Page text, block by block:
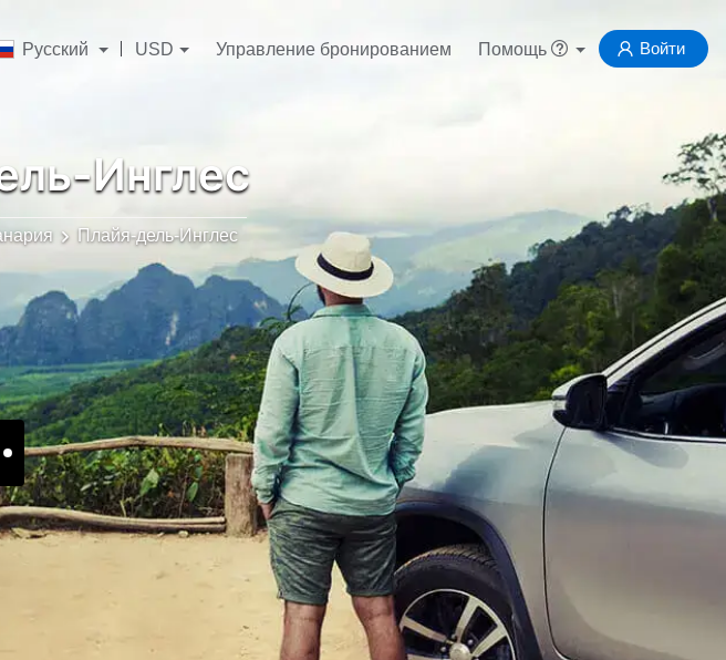
Русский USD Управление бронированием Помощь Войти
Инглес
Плайя-дель-Инглес